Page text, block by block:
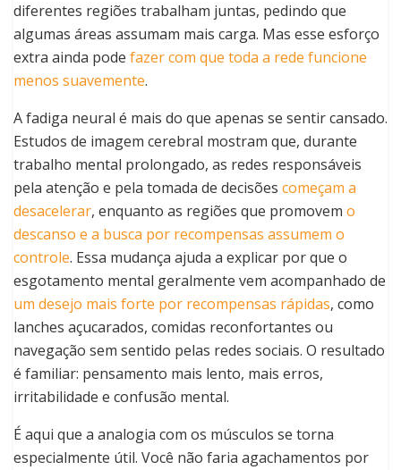
diferentes regiões trabalham juntas, pedindo que
algumas áreas assumam mais carga. Mas esse esforço
extra ainda pode fazer com que toda a rede funcione
menos suavemente.
A fadiga neural é mais do que apenas se sentir cansado.
Estudos de imagem cerebral mostram que, durante
trabalho mental prolongado, as redes responsáveis
pela atenção e pela tomada de decisões começam a
desacelerar, enquanto as regiões que promovem o
descanso e a busca por recompensas assumem o
controle. Essa mudança ajuda a explicar por que o
esgotamento mental geralmente vem acompanhado de
um desejo mais forte por recompensas rápidas, como
lanches açucarados, comidas reconfortantes ou
navegação sem sentido pelas redes sociais. O resultado
é familiar: pensamento mais lento, mais erros,
irritabilidade e confusão mental.
É aqui que a analogia com os músculos se torna
especialmente útil. Você não faria agachamentos por